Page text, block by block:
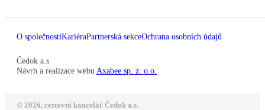
O společnostiKariéraPartnerská sekceOchrana osobních údajů
Čedok a.s
Návrh a realizace webu Axabee sp. z. o.o.
© 2026, cestovní kancelář Čedok a.s.